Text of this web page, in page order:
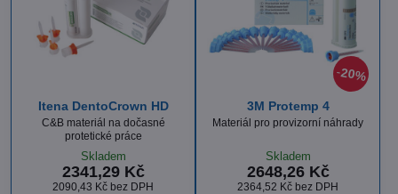
Itena DentoCrown HD
C&B materiál na dočasné
protetické práce
Skladem
2341,29 Kč
2090,43 Kč bez DPH
20%
3M Protemp 4
Materiál pro provizorní náhrady
Skladem
2648,26 Kč
2364,52 Kč bez DPH